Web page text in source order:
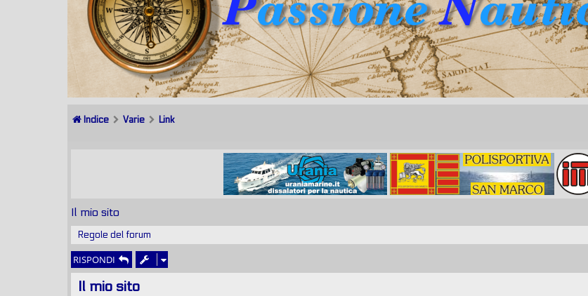
Indice Varie Link
Il mio sito
Regole del forum
RISPONDI
Il mio sito